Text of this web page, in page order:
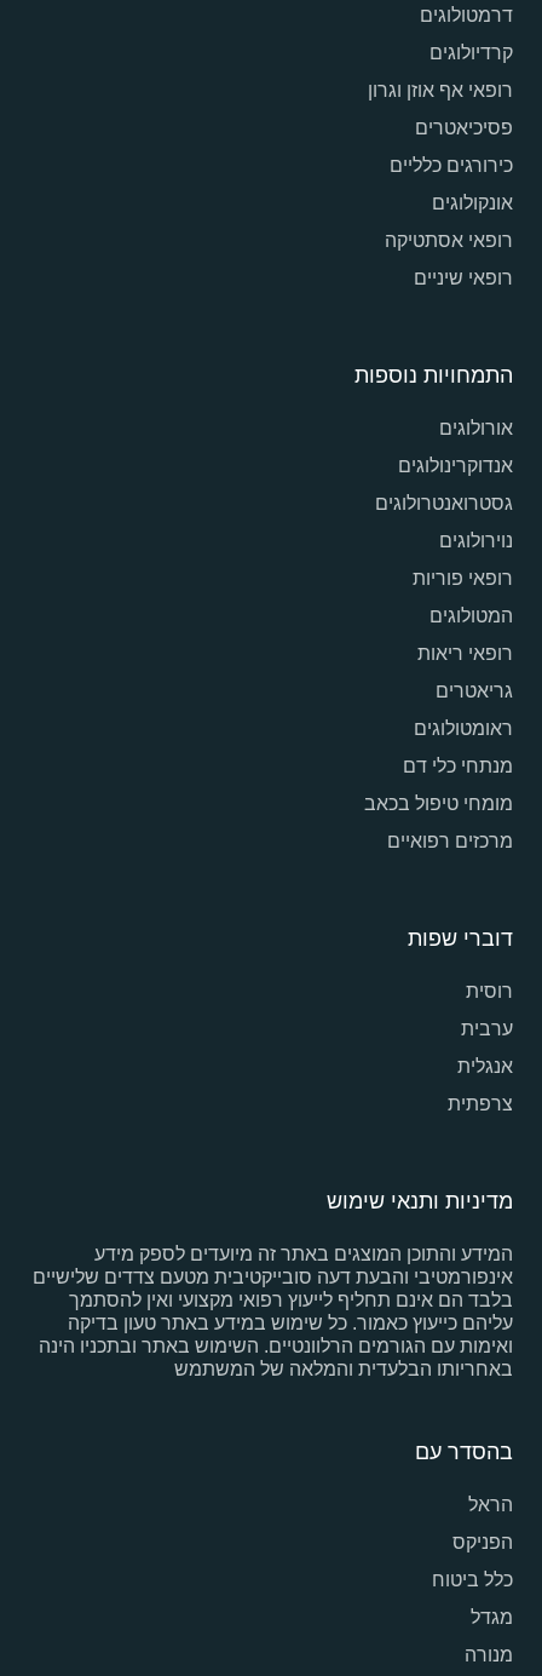
דרמטולוגים
קרדיולוגים
רופאי אף אוזן וגרון
פסיכיאטרים
כירורגים כלליים
אונקולוגים
רופאי אסתטיקה
רופאי שיניים
התמחויות נוספות
אורולוגים
אנדוקרינולוגים
גסטרואנטרולוגים
נוירולוגים
רופאי פוריות
המטולוגים
רופאי ריאות
גריאטרים
ראומטולוגים
מנתחי כלי דם
מומחי טיפול בכאב
מרכזים רפואיים
דוברי שפות
רוסית
ערבית
אנגלית
צרפתית
מדיניות ותנאי שימוש
המידע והתוכן המוצגים באתר זה מיועדים לספק מידע
אינפורמטיבי והבעת דעה סובייקטיבית מטעם צדדים שלישיים
בלבד הם אינם תחליף לייעוץ רפואי מקצועי ואין להסתמך
עליהם כייעוץ כאמור. כל שימוש במידע באתר טעון בדיקה
ואימות עם הגורמים הרלוונטיים. השימוש באתר ובתכניו הינה
באחריותו הבלעדית והמלאה של המשתמש
בהסדר עם
הראל
הפניקס
כלל ביטוח
מגדל
מנורה